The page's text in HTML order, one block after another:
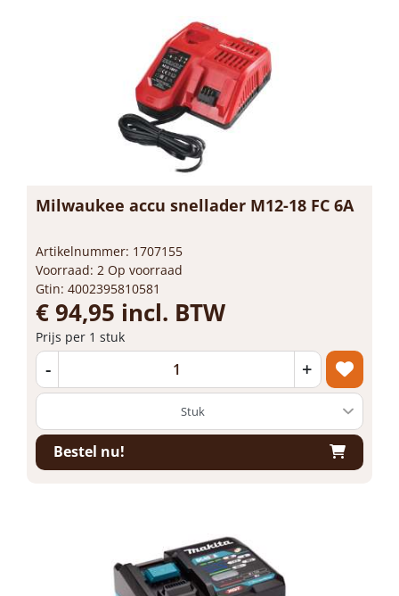
Milwaukee accu snellader M12-18 FC 6A
Artikelnummer: 1707155
Voorraad: 2 Op voorraad
Gtin: 4002395810581
€ 94,95 incl. BTW
Prijs per 1 stuk
- +
Bestel nu!